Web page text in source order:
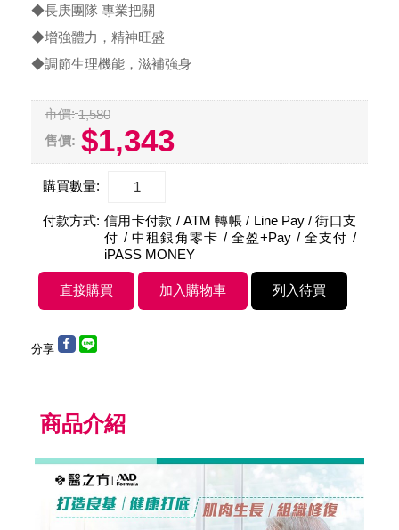
◆長庚團隊 專業把關
◆增強體力，精神旺盛
◆調節生理機能，滋補強身
市價: 1,580
售價: $1,343
購買數量:
付款方式: 信用卡付款 / ATM 轉帳 / Line Pay / 街口支
付 / 中租銀角零卡 / 全盈+Pay / 全支付 /
iPASS MONEY
分享
商品介紹